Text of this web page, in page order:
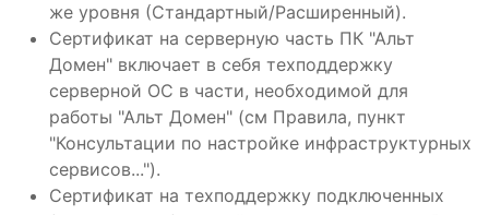
же уровня (Стандартный/Расширенный).
Сертификат на серверную часть ПК "Альт
Домен" включает в себя техподдержку
серверной ОС в части, необходимой для
работы "Альт Домен" (см Правила, пункт
"Консультации по настройке инфраструктурных
сервисов...").
Сертификат на техподдержку подключенных